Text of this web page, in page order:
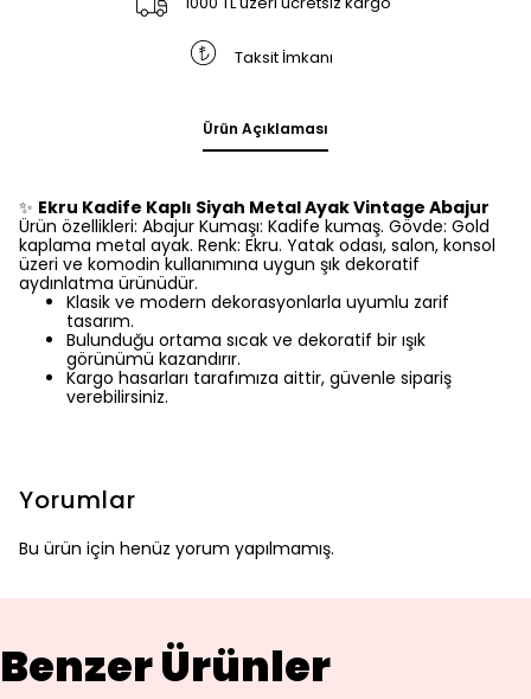
Taksit İmkanı
Ürün Açıklaması
✨ Ekru Kadife Kaplı Siyah Metal Ayak Vintage Abajur
Ürün özellikleri: Abajur Kumaşı: Kadife kumaş. Gövde: Gold
kaplama metal ayak. Renk: Ekru. Yatak odası, salon, konsol
üzeri ve komodin kullanımına uygun şık dekoratif
aydınlatma ürünüdür.
Klasik ve modern dekorasyonlarla uyumlu zarif
tasarım.
Bulunduğu ortama sıcak ve dekoratif bir ışık
görünümü kazandırır.
Kargo hasarları tarafımıza aittir, güvenle sipariş
verebilirsiniz.
Yorumlar
Bu ürün için henüz yorum yapılmamış.
Benzer Ürünler